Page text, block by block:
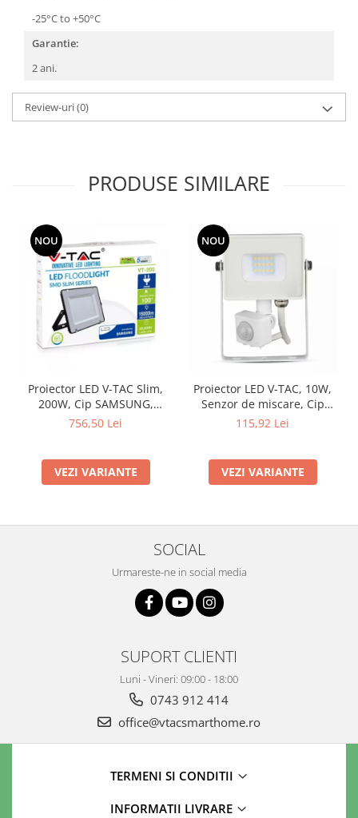
-25°C to +50°C
Garantie:
2 ani.
Review-uri(0)
PRODUSE SIMILARE
NOU
Proiector LED V-TAC Slim,
200W, Cip SAMSUNG,
80lm/w, 16000lm
756,50 Lei
VEZI VARIANTE
NOU
Proiector LED V-TAC, 10W,
Senzor de miscare, Cip
SAMSUNG, IP65
115,92 Lei
VEZI VARIANTE
SOCIAL
Urmareste-ne in social media
SUPORT CLIENTI
Luni - Vineri: 09:00 - 18:00
0743 912 414
office@vtacsmarthome.ro
TERMENI SI CONDITII
INFORMATII LIVRARE